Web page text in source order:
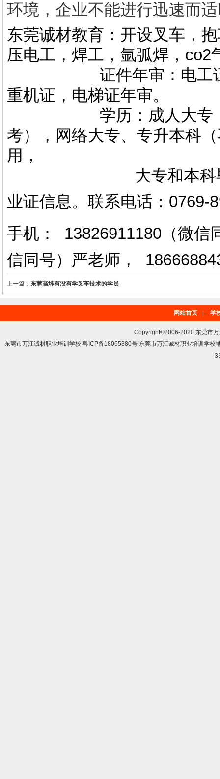
环境，企业不能进行迅速而
东莞诚材教育：开设叉车，
压电工，焊工，氩弧焊，co2
证件年审：电工证，
重机证，电梯证年审。
学历：成人大专，专
考），网络大专、专升本科
用，
大专和本科毕业证
业证信息。 联系电话 ： 0769-
手机： 13826911180（微信
信同号）严老师 ，
上一篇： 东莞高埗有没有学叉车技术的学员
网站首页 学
Copyright©2006-2020 东莞市
东莞市万江诚材职业培训学校 粤ICP备18065380号 东莞市万江诚材职业培训学